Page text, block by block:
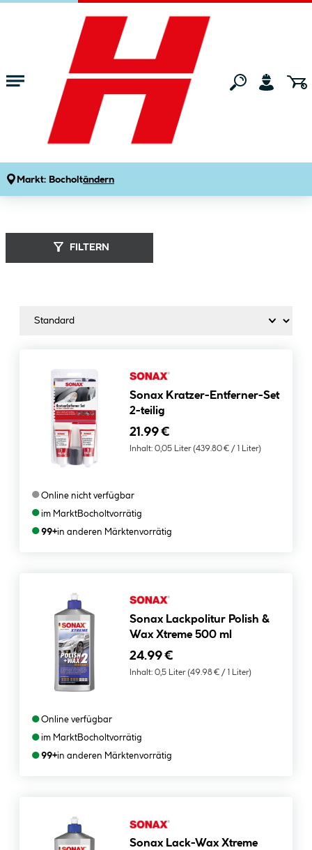
Zum Hauptinhalt springen
Markt: Bocholtändern
Marken Sonax
Sonax ( Produkte
FILTERN
Sonax Kratzer-Entferner-Set
2-teilig
21.99 €
Inhalt: 0,05 Liter (439.80 € / 1 Liter)
●Online nicht verfügbar
●im MarktBocholtvorrätig
●99+in anderen Märktenvorrätig
Sonax Lackpolitur Polish &
Wax Xtreme 500 ml
24.99 €
Inhalt: 0,5 Liter (49.98 € / 1 Liter)
●Online verfügbar
●im MarktBocholtvorrätig
●99+in anderen Märktenvorrätig
Sonax Lack-Wax Xtreme